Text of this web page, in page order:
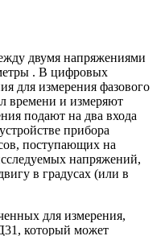
двумя напряжениями
. В цифровых
для измерения фазового
времени и измеряют
подают на два входа
прибора
поступающих на
напряжений,
в градусах (или в
для измерения,
который может